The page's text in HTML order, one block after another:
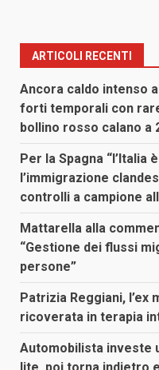
ARTICOLI RECENTI
Ancora caldo intenso
forti temporali con
bollino rosso calano a
Per la Spagna “l’Italia
l’immigrazione
controlli a campione
Mattarella alla
“Gestione dei flussi
persone”
Patrizia Reggiani, l’ex
ricoverata in terapia
Automobilista investe